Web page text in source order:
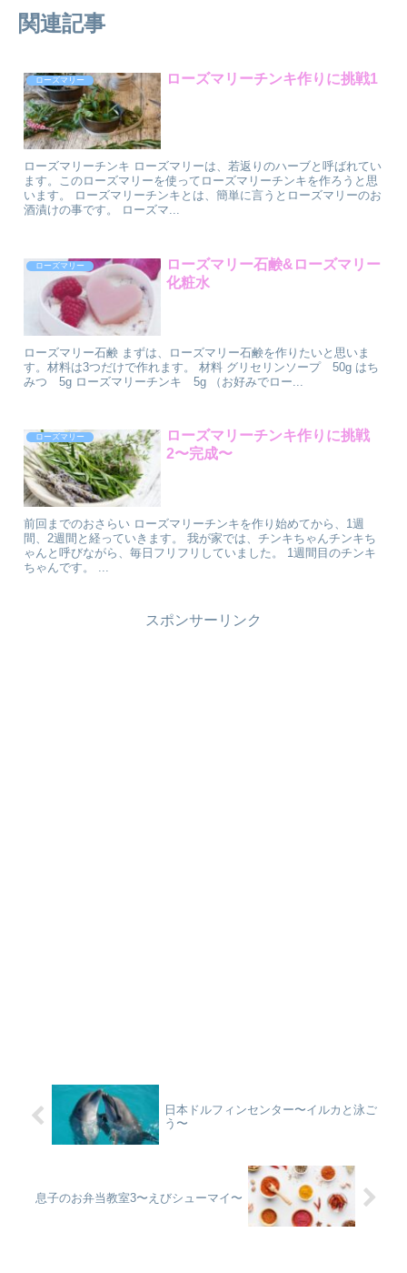
関連記事
ローズマリー ローズマリーチンキ作りに挑戦1
ローズマリーチンキ ローズマリーは、若返りのハーブと呼ばれてい
ます。このローズマリーを使ってローズマリーチンキを作ろうと思
います。 ローズマリーチンキとは、簡単に言うとローズマリーのお
酒漬けの事です。 ローズマ...
ローズマリー
ローズマリー石鹸&ローズマリー
化粧水
ローズマリー石鹸 まずは、ローズマリー石鹸を作りたいと思いま
す。材料は3つだけで作れます。 材料 グリセリンソープ 50g はち
みつ 5g ローズマリーチンキ 5g （お好みでロー...
ローズマリー
ローズマリーチンキ作りに挑戦
2〜完成〜
前回までのおさらい ローズマリーチンキを作り始めてから、1週
間、2週間と経っていきます。 我が家では、チンキちゃんチンキち
ゃんと呼びながら、毎日フリフリしていました。 1週間目のチンキ
ちゃんです。 ...
スポンサーリンク
日本ドルフィンセンター〜イルカと泳ご
う〜
息子のお弁当教室3〜えびシューマイ〜